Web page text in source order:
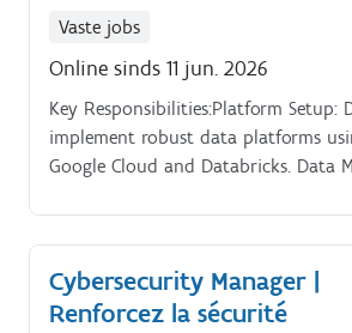
Vaste jobs
Online sinds 11 jun. 2026
Key Responsibilities:Platform Setup:
implement robust data platforms
Google Cloud and Databricks. Data
Cybersecurity Manager |
Renforcez la sécurité